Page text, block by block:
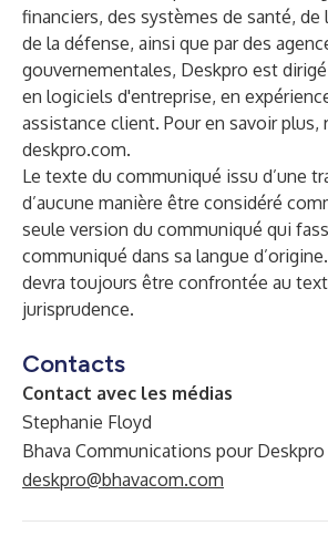
financiers, des systèmes de santé, de
de la défense, ainsi que par des
gouvernementales, Deskpro est
en logiciels d'entreprise, en
assistance client. Pour en savoir plus,
deskpro.com.
Le texte du communiqué issu d’une
d’aucune manière être considéré
seule version du communiqué qui
communiqué dans sa langue
devra toujours être confrontée au
jurisprudence.
Contacts
Contact avec les médias
Stephanie Floyd
Bhava Communications pour Deskpro
deskpro@bhavacom.com